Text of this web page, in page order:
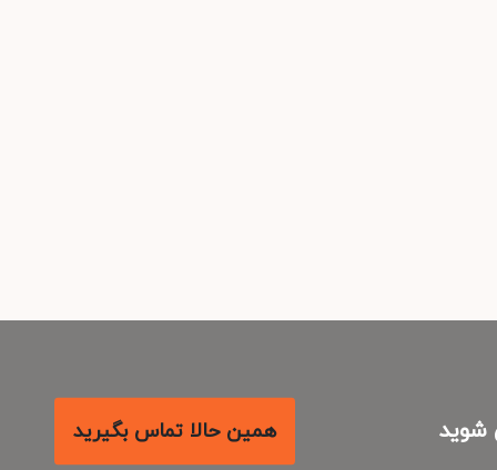
همین حالا تماس بگیرید